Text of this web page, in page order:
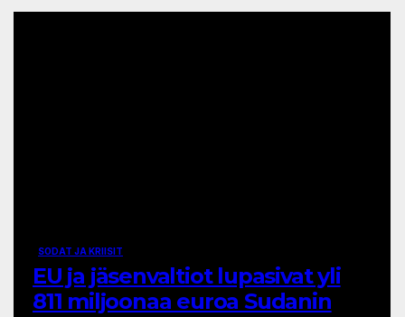
SODAT JA KRIISIT
EU ja jäsenvaltiot lupasivat yli
811 miljoonaa euroa Sudanin